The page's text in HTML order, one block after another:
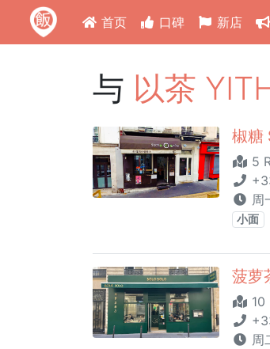
首页 口碑 新店
与 以茶
椒糖
5
周
小面
菠萝
周